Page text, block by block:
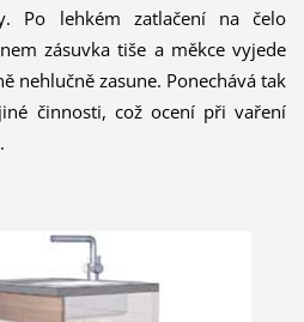
Po lehkém zatlačení na čelo
zásuvka tiše a měkce vyjede
nehlučně zasune. Ponechává tak
činnosti, což ocení při vaření